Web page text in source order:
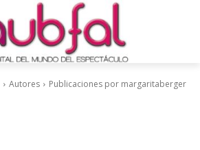
Autores Publicaciones por margaritaberger